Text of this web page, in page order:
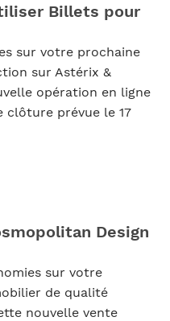
Billets pour
sur votre prochaine
sur Astérix &
opération en ligne
clôture prévue le 17
Design
sur votre
de qualité
nouvelle vente